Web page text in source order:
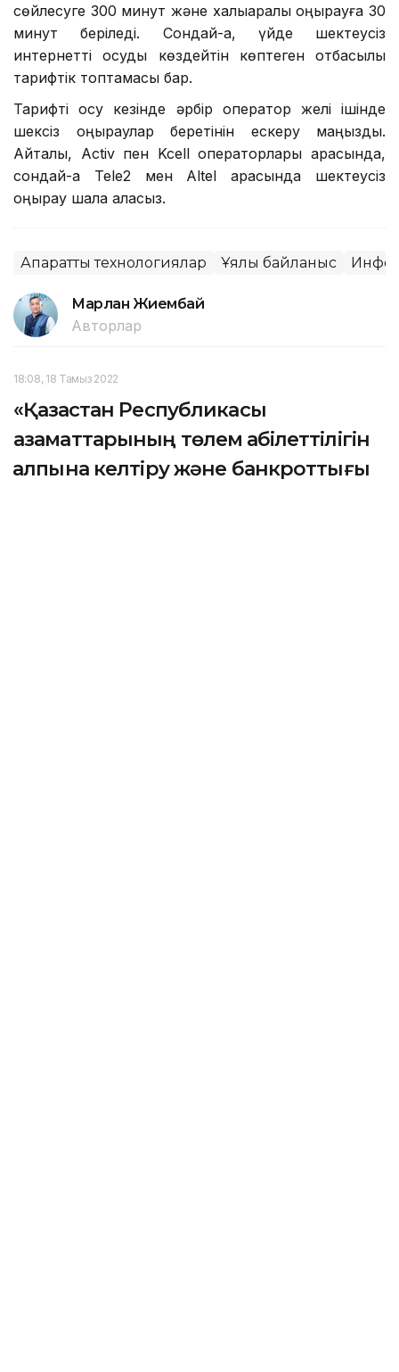
сөйлесуге 300 минут және халықаралық қоңырауға 30
минут беріледі. Сондай-ақ, үйде шектеусіз
интернетті қосуды көздейтін көптеген отбасылық
тарифтік топтамасы бар.
Тарифті қосу кезінде әрбір оператор желі ішінде
шексіз қоңыраулар беретінін ескеру маңызды.
Айталық, Activ пен Kcell операторлары арасында,
сондай-ақ Tele2 мен Altel арасында шектеусіз
қоңырау шала аласыз.
Ақпараттық технологиялар Ұялы байланыс
Марлан Жиембай
Авторлар
18:08, 18 Тамыз 2022
«Қазақстан Республикасы
азаматтарының төлем қабілеттілігін
қалпына келтіру және банкроттығы